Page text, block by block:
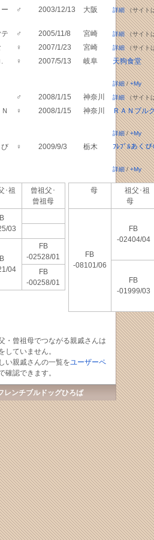
♂ 2003/12/13 大阪 詳細（サイト
♂ 2005/11/8 宮崎 詳細（サイト
♀ 2007/1/23 宮崎 詳細（サイト
♀ 2007/5/13 岐阜 天狗食堂
詳細/+My
♂ 2008/1/15 神奈川 詳細（サイト
♀ 2008/1/15 神奈川 ＲＡＮブル
詳細/+My
♀ 2009/9/3 栃木 ﾌﾚﾌﾞﾙあく
詳細/+My
･祖
曾祖父･
曾祖母
03
04
FB
-02528/01
FB
-00258/01
母
祖父･祖
母
FB
-08101/06
FB
-02404/04
FB
-01999/03
・曾祖母でつながる親戚さんは
していません。
い親戚さんの一覧をユーザーペ
確認できます。
ンチブルドッグひろば